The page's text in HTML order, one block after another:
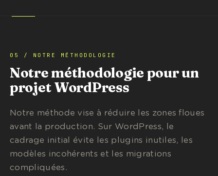
05 / NOTRE MÉTHODOLOGIE
Notre méthodologie pour un
projet WordPress
Notre méthode vise à réduire les zones floues
avant la production. Sur WordPress, le
cadrage initial évite les plugins inutiles, les
modèles incohérents et les migrations
compliquées.